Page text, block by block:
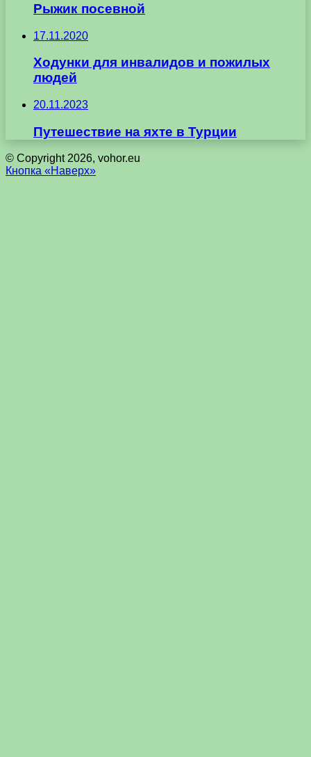
Рыжик посевной
17.11.2020
Ходунки для инвалидов и пожилых
людей
20.11.2023
Путешествие на яхте в Турции
© Copyright 2026, vohor.eu
Кнопка «Наверх»